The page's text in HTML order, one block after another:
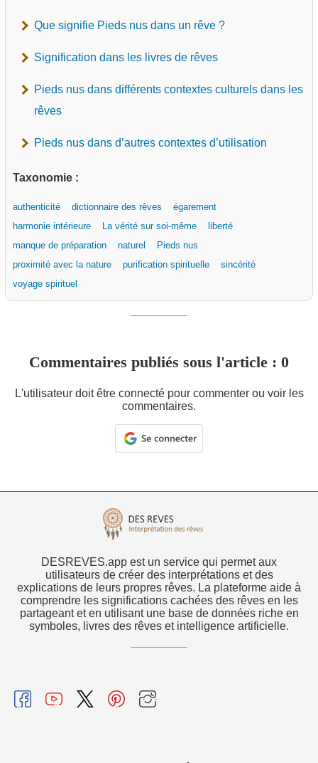
Que signifie Pieds nus dans un rêve ?
Signification dans les livres de rêves
Pieds nus dans différents contextes culturels dans les
rêves
Pieds nus dans d’autres contextes d’utilisation
Taxonomie :
authenticité dictionnaire des rêves
égarement
harmonie intérieure
La vérité sur soi-même
liberté
manque de préparation
naturel
Pieds nus
proximité avec la nature
purification spirituelle
sincérité
voyage spirituel
Commentaires publiés sous l'article : 0
L'utilisateur doit être connecté pour commenter ou voir les
commentaires.
DESREVES.app est un service qui permet aux
utilisateurs de créer des interprétations et des
explications de leurs propres rêves. La plateforme aide à
comprendre les significations cachées des rêves en les
partageant et en utilisant une base de données riche en
symboles, livres des rêves et intelligence artificielle.